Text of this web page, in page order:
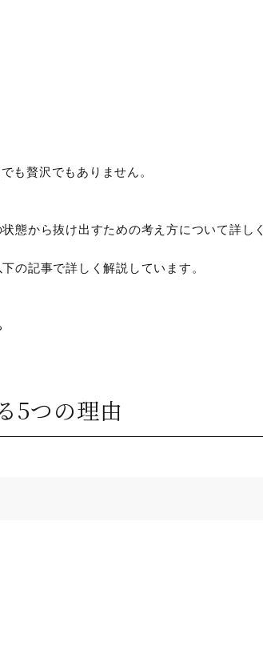
も贅沢でもありません。
態から抜け出すための考え方について詳しく
の記事で詳しく解説しています。
5つの理由